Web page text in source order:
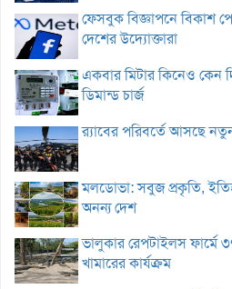
ফেসবুক বিজ্ঞাপনে বিকাশ
দেশের উদ্যোক্তারা
একবার মিটার কিনেও কেন
ডিমান্ড চার্জ
র‌্যাবের পরিবর্তে আসছে
মলডোভা: সবুজ প্রকৃতি,
অনন্য দেশ
ভালুকার রেপটাইলস
খামারের কার্যক্রম